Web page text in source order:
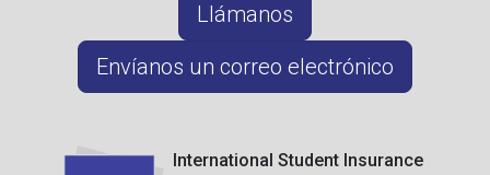
Llámanos
Envíanos un correo electrónico
International Student Insurance